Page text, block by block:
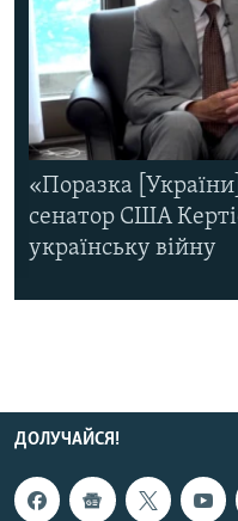
«Поразка
сенатор США
українську війну
ДОЛУЧАЙСЯ!